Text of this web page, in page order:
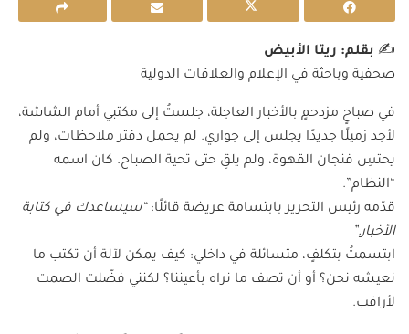
✍️ بقلم: ريتا الأبيض
صحفية وباحثة في الإعلام والعلاقات الدولية
في صباحٍ مزدحمٍ بالأخبار العاجلة، جلستُ إلى مكتبي أمام الشاشة،
لأجد زميلًا جديدًا يجلس إلى جواري. لم يحمل دفتر ملاحظات، ولم
يحتسِ فنجان القهوة، ولم يلقِ حتى تحية الصباح. كان اسمه
“النظام”.
قدّمه رئيس التحرير بابتسامة عريضة قائلًا:“سيساعدك في كتابة
الأخبار.”
ابتسمتُ بتكلفٍ، متسائلة في داخلي: كيف يمكن لآلة أن تكتب ما
نعيشه نحن؟ أو أن تصف ما نراه بأعيننا؟ لكنني فضّلت الصمت
لأراقب.